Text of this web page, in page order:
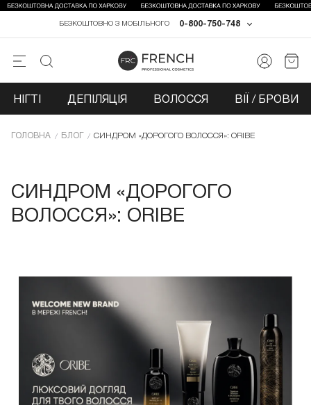
0-800-750-748
БЕЗКОШТОВНО З МОБІЛЬНОГО
НІГТІ ДЕПІЛЯЦІЯ ВОЛОССЯ ВІЇ / БРОВИ
ГОЛОВНА БЛОГ СИНДРОМ «ДОРОГОГО ВОЛОССЯ»: ORIBE
СИНДРОМ «ДОРОГОГО
ВОЛОССЯ»: ORIBE